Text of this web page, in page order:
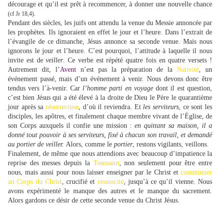
décourage et qu’il est prêt à recommencer, à donner une nouvelle chance
(cf Jr 18,4).
Pendant des siècles, les juifs ont attendu la venue du Messie annoncée par
les prophètes. Ils ignoraient en effet le jour et l’heure. Dans l’extrait de
l’évangile de ce dimanche, Jésus annonce sa seconde venue. Mais nous
ignorons le jour et l’heure. C’est pourquoi, l’attitude à laquelle il nous
invite est deveiller. Ce verbe est répété quatre fois en quatre versets !
Autrement dit, l’Avent n’est pas la préparation de la Nativité, un
événement passé, mais d’un événement à venir. Nous devons donc être
tendus vers l’à-venir. Carl’homme parti en voyagedont il est question,
c’est bien Jésus qui a été élevé à la droite de Dieu le Père le quarantième
jour après sa résurrection, d’où il reviendra. Etles serviteurs, ce sont les
disciples, les apôtres, et finalement chaque membre vivant de l’Église, de
son Corps auxquels il confie une mission :en quittant sa maison, il a
donné tout pouvoir à ses serviteurs, fixé à chacun son travail, et demandé
au portier de veiller. Alors, comme le portier, restons vigilants, veillons.
Finalement, de même que nous attendions avec beaucoup d’impatience la
reprise des messes depuis la Toussaint, non seulement pour être entre
nous, mais aussi pour nous laisser enseigner par le Christ et communier
au Corps du Christ, crucifié et ressuscité, jusqu’à ce qu’il vienne. Nous
avons expérimenté le manque des autres et le manque du sacrement.
Alors gardons ce désir de cette seconde venue du Christ Jésus.